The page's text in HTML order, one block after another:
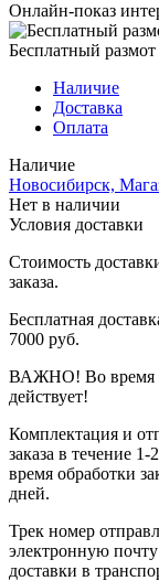
Онлайн-показ
Бесплатный
Наличие
Доставка
Оплата
Наличие
Новосибирск,
Нет в наличии
Условия доставки
Стоимость
заказа.
Бесплатная
7000 руб.
ВАЖНО! Во время
действует!
Комплектация и
заказа в течение
время обработки
дней.
Трек номер
электронную
доставки в